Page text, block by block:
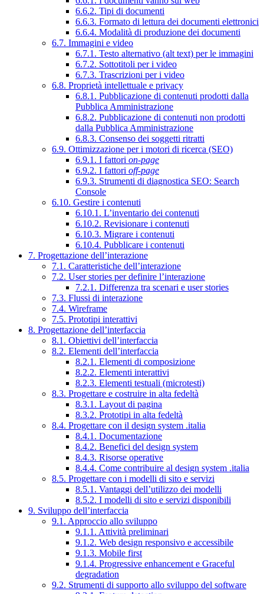
6.6.2. Tipi di documenti
6.6.3. Formato di lettura dei documenti elettronici
6.6.4. Modalità di produzione dei documenti
6.7. Immagini e video
6.7.1. Testo alternativo (alt text) per le immagini
6.7.2. Sottotitoli per i video
6.7.3. Trascrizioni per i video
6.8. Proprietà intellettuale e privacy
6.8.1. Pubblicazione di contenuti prodotti dalla
Pubblica Amministrazione
6.8.2. Pubblicazione di contenuti non prodotti
dalla Pubblica Amministrazione
6.8.3. Consenso dei soggetti ritratti
6.9. Ottimizzazione per i motori di ricerca (SEO)
6.9.1. I fattori on-page
6.9.2. I fattori off-page
6.9.3. Strumenti di diagnostica SEO: Search
Console
6.10. Gestire i contenuti
6.10.1. L’inventario dei contenuti
6.10.2. Revisionare i contenuti
6.10.3. Migrare i contenuti
6.10.4. Pubblicare i contenuti
7. Progettazione dell’interazione
7.1. Caratteristiche dell’interazione
7.2. User stories per definire l’interazione
7.2.1. Differenza tra scenari e user stories
7.3. Flussi di interazione
7.4. Wireframe
7.5. Prototipi interattivi
8. Progettazione dell’interfaccia
8.1. Obiettivi dell’interfaccia
8.2. Elementi dell’interfaccia
8.2.1. Elementi di composizione
8.2.2. Elementi interattivi
8.2.3. Elementi testuali (microtesti)
8.3. Progettare e costruire in alta fedeltà
8.3.1. Layout di pagina
8.3.2. Prototipi in alta fedeltà
8.4. Progettare con il design system .italia
8.4.1. Documentazione
8.4.2. Benefici del design system
8.4.3. Risorse operative
8.4.4. Come contribuire al design system .italia
8.5. Progettare con i modelli di sito e servizi
8.5.1. Vantaggi dell’utilizzo dei modelli
8.5.2. I modelli di sito e servizi disponibili
9. Sviluppo dell’interfaccia
9.1. Approccio allo sviluppo
9.1.1. Attività preliminari
9.1.2. Web design responsivo e accessibile
9.1.3. Mobile first
9.1.4. Progressive enhancement e Graceful
degradation
9.2. Strumenti di supporto allo sviluppo del software